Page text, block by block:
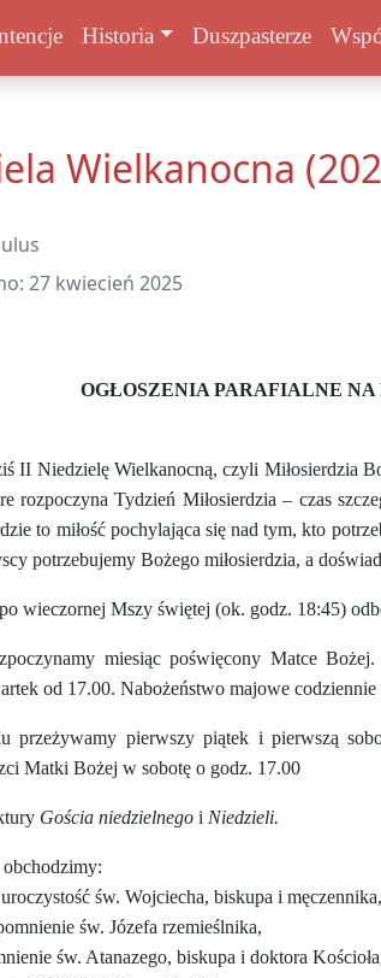
Historia Duszpasterze
Wielkanocna
27 kwiecień 2025
OGŁOSZENIA PARAFIALNE
II Niedzielę Wielkanocną, czyli Miłosierdzia
rozpoczyna Tydzień Miłosierdzia – czas
to miłość pochylająca się nad tym, kto
potrzebujemy Bożego miłosierdzia, a
wieczornej Mszy świętej (ok. godz. 18:45)
miesiąc poświęcony Matce
od 17.00. Nabożeństwo majowe
przeżywamy pierwszy piątek i pierwszą
Matki Bożej w sobotę o godz. 17.00
Gościa niedzielnego i Niedzieli.
św. Wojciecha, biskupa i
św. Józefa rzemieślnika,
św. Atanazego, biskupa i doktora